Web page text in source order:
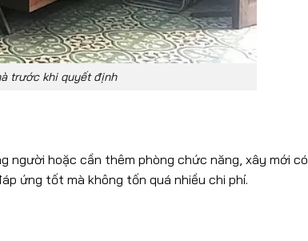
trước khi quyết định
người hoặc cần thêm phòng chức năng, xây mới có
ứng tốt mà không tốn quá nhiều chi phí.